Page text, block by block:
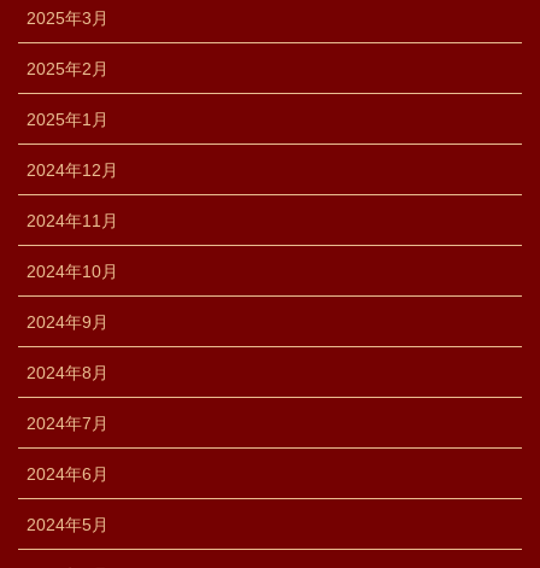
2025年3月
2025年2月
2025年1月
2024年12月
2024年11月
2024年10月
2024年9月
2024年8月
2024年7月
2024年6月
2024年5月